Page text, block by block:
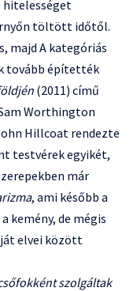
hitelességet
töltött időtől.
majd A kategóriás
tovább építették
(2011) című
Worthington
Hillcoat rendezte
testvérek egyikét,
már
, ami később a
kemény, de mégis
elvei között
szolgáltak